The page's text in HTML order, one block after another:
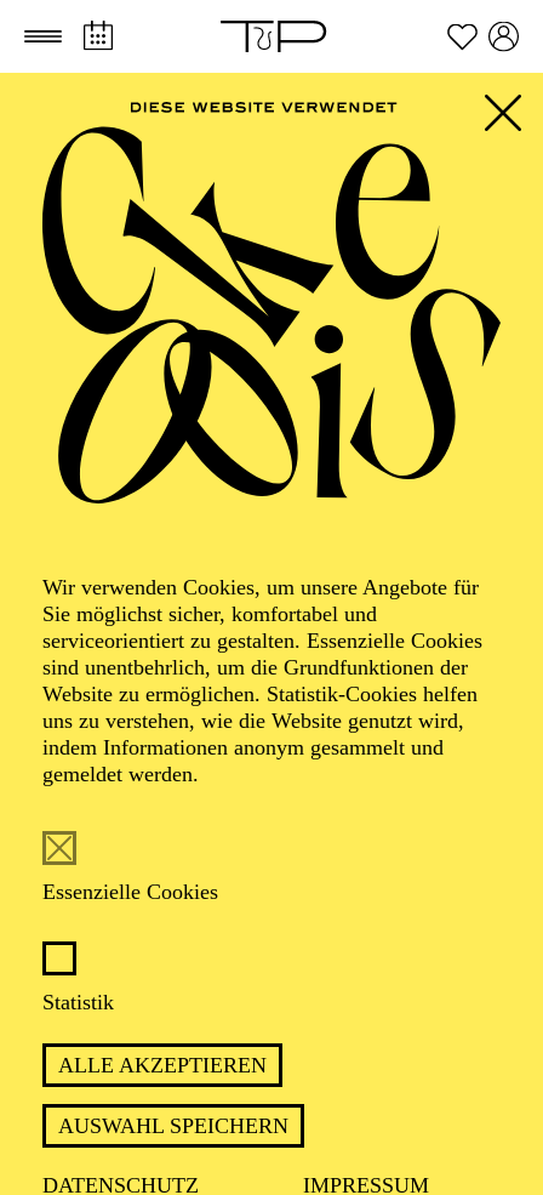
Zum Hauptinhalt springen Zum Footer springen
Wir verwenden Cookies, um unsere Angebote für
Sie möglichst sicher, komfortabel und
serviceorientiert zu gestalten. Essenzielle Cookies
sind unentbehrlich, um die Grundfunktionen der
Website zu ermöglichen. Statistik-Cookies helfen
uns zu verstehen, wie die Website genutzt wird,
indem Informationen anonym gesammelt und
gemeldet werden.
Essenzielle Cookies
Statistik
ALLE AKZEPTIEREN
AUSWAHL SPEICHERN
DATENSCHUTZ IMPRESSUM
FILTER
JANUAR 2027
ESSENER PHILHARMONIKER
Freitag
01.01.2027
18:00 - 19:30
Alfried Krupp Saal
PHILHARMONIKER
TICKETS
55,00 41,00 36,00 19,00
€
Die Veranstaltung ist vom Angebot der TUPcard ausgeschlossen.
Samstag
02.01.2027
LA BOHÈME
Oper von Giacomo Puccini
TICKETS